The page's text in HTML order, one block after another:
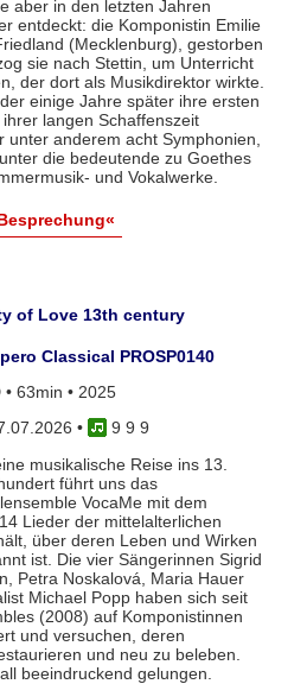
aber in den letzten Jahren
entdeckt: die Komponistin Emilie
(Mecklenburg), gestorben
sie nach Stettin, um Unterricht
der dort als Musikdirektor wirkte.
einige Jahre später ihre ersten
langen Schaffenszeit
unter anderem acht Symphonien,
die bedeutende zu Goethes
und Vokalwerke.
of Love 13th century
Classical PROSP0140
• 63min • 2025
•
9 9 9
musikalische Reise ins 13.
führt uns das
VocaMe mit dem
Lieder der mittelalterlichen
über deren Leben und Wirken
ist. Die vier Sängerinnen Sigrid
Petra Noskalová, Maria Hauer
Michael Popp haben sich seit
(2008) auf Komponistinnen
und versuchen, deren
und neu zu beleben.
beeindruckend gelungen.